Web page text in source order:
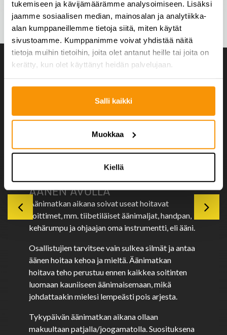
tukemiseen ja kävijämäärämme analysoimiseen. Lisäksi
jaamme sosiaalisen median, mainosalan ja analytiikka-
alan kumppaneillemme tietoja siitä, miten käytät
sivustoamme. Kumppanimme voivat yhdistää näitä
tietoja muihin tietoihin, joita olet antanut heille tai joita on
kerätty, kun olet käyttänyt heidän palvelujaan.
Salli kaikki
Muokkaa
Kiellä
KEHO JA MIELI
Klikkaa lajikuvasta lisätietoa.
ÄÄNEN AVULLA
Äänimatkan aikana soivat useat hoitavat
soittimet, mm. tiibetiläiset äänimaljat, handpan,
kehärumpu ja ohjaajan oma instrumentti, eli ääni.
Osallistujien tarvitsee vain sulkea silmät ja antaa
äänen hoitaa kehoa ja mieltä. Äänimatkan
hoitava teho perustuu ennen kaikkea soitinten
luomaan kauniiseen äänimaisemaan, mikä
johdattaakin mielesi lempeästi pois arjesta.
Tykypäivän äänimatkan aikana ollaan
makuultaan patjalla/joogamatolla. Suosituksena